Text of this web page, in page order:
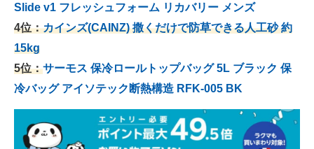
Slide v1 フレッシュフォーム リカバリー メンズ
4位：カインズ(CAINZ) 撒くだけで防草できる人工砂 約
15kg
5位：サーモス 保冷ロールトップバッグ 5L ブラック 保
冷バッグ アイソテック断熱構造 RFK-005 BK